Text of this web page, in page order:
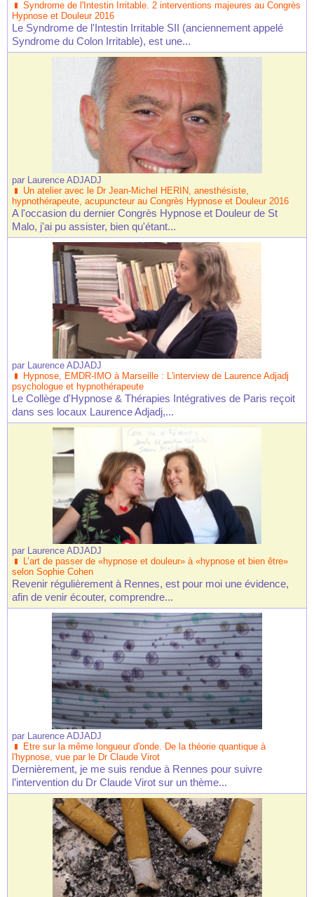
Syndrome de l'Intestin Irritable. 2 interventions majeures au Congrès
Hypnose et Douleur 2016
Le Syndrome de l'Intestin Irritable SII (anciennement appelé
Syndrome du Colon Irritable), est une...
par Laurence ADJADJ
Un atelier avec le Dr Jean-Michel HERIN, anesthésiste,
hypnothérapeute, acupuncteur au Congrès Hypnose et Douleur 2016
A l'occasion du dernier Congrès Hypnose et Douleur de St
Malo, j'ai pu assister, bien qu'étant...
par Laurence ADJADJ
Hypnose, EMDR-IMO à Marseille : L'interview de Laurence Adjadj
psychologue et hypnothérapeute
Le Collège d'Hypnose & Thérapies Intégratives de Paris reçoit
dans ses locaux Laurence Adjadj,...
par Laurence ADJADJ
L’art de passer de «hypnose et douleur» à «hypnose et bien être»
selon Sophie Cohen
Revenir régulièrement à Rennes, est pour moi une évidence,
afin de venir écouter, comprendre...
par Laurence ADJADJ
Etre sur la même longueur d'onde. De la théorie quantique à
l'hypnose, vue par le Dr Claude Virot
Dernièrement, je me suis rendue à Rennes pour suivre
l’intervention du Dr Claude Virot sur un thème...